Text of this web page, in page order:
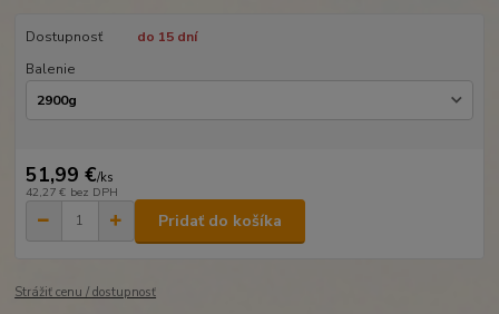
Dostupnosť
do 15 dní
Balenie
51,99 €/ks
42,27 € bez DPH
Pridať do košíka
Strážiť cenu / dostupnosť